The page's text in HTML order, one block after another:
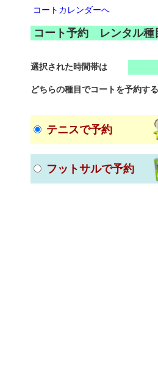
コートカレンダーへ
コート予約 レンタル種
選択された時間帯は
どちらの種目でコートを予約す
テニスで予約
フットサルで予約